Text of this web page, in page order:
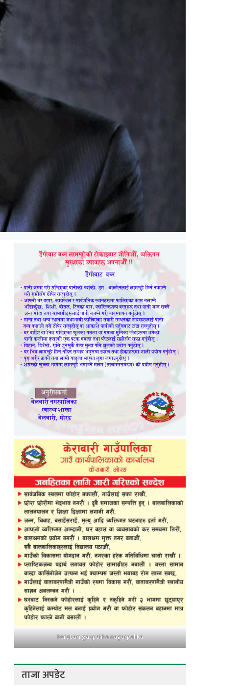
kerabari gaupalika nagarpalika
ताजा अपडेट